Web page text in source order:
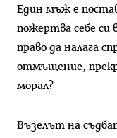
Един мъж е
пожертва себе
право да налага
отмъщение,
морал?
Възелът на